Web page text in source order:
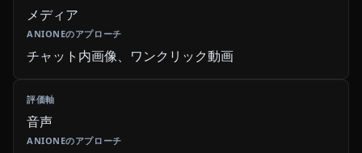
メディア
チャット内画像、ワンクリック動画
音声